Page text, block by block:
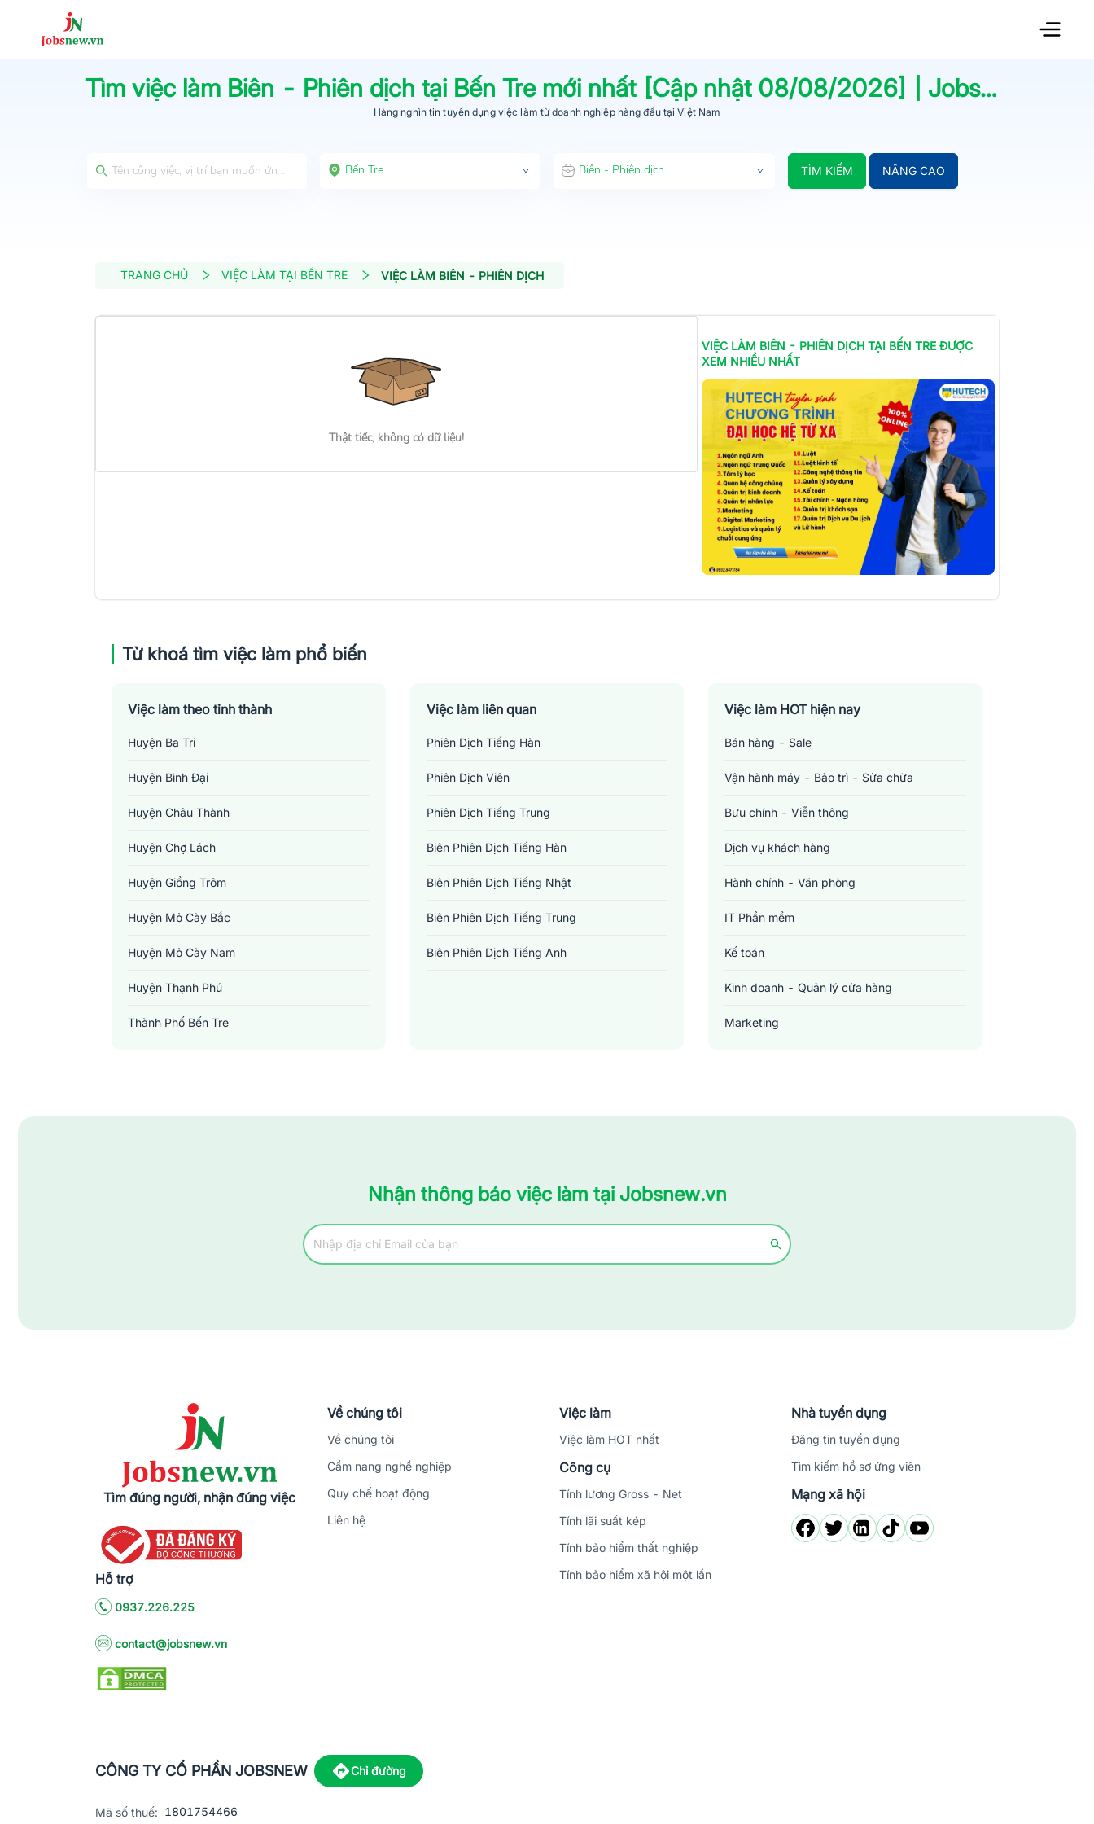
Tìm việc làm Biên - Phiên dịch tại Bến Tremới nhất [Cập nhật 08/08/2026] | Jobsnew.vn
Hàng nghìn tin tuyển dụng việc làm từdoanh nghiệp hàng đầutại Việt Nam
Bến Tre Biên - Phiên dịch TÌM KIẾM NÂNG CAO
TRANG CHỦ VIỆC LÀM TẠI BẾN TRE VIỆC LÀM BIÊN - PHIÊN DỊCH
Thật tiếc, không có dữ liệu!
VIỆC LÀM BIÊN - PHIÊN DỊCH TẠI BẾN TRE ĐƯỢC
XEM NHIỀU NHẤT
Từ khoá tìm việc làm phổ biến
Việc làm theo tỉnh thành
Huyện Ba Tri
Huyện Bình Đại
Huyện Châu Thành
Huyện Chợ Lách
Huyện Giồng Trôm
Huyện Mỏ Cày Bắc
Huyện Mỏ Cày Nam
Huyện Thạnh Phú
Thành Phố Bến Tre
Việc làm liên quan
Phiên Dịch Tiếng Hàn
Phiên Dịch Viên
Phiên Dịch Tiếng Trung
Biên Phiên Dịch Tiếng Hàn
Biên Phiên Dịch Tiếng Nhật
Biên Phiên Dịch Tiếng Trung
Biên Phiên Dịch Tiếng Anh
Việc làm HOT hiện nay
Bán hàng - Sale
Vận hành máy - Bảo trì - Sửa chữa
Bưu chính - Viễn thông
Dịch vụ khách hàng
Hành chính - Văn phòng
IT Phần mềm
Kế toán
Kinh doanh - Quản lý cửa hàng
Marketing
Nhận thông báo việc làm tại Jobsnew.vn
Tìm đúng người, nhận đúng việc
Hỗ trợ
0937.226.225
contact@jobsnew.vn
Về chúng tôi
Về chúng tôi
Cẩm nang nghề nghiệp
Quy chế hoạt động
Liên hệ
Việc làm
Việc làm HOT nhất
Công cụ
Tính lương Gross - Net
Tính lãi suất kép
Tính bảo hiểm thất nghiệp
Tính bảo hiểm xã hội một lần
Nhà tuyển dụng
Đăng tin tuyển dụng
Tìm kiếm hồ sơ ứng viên
Mạng xã hội
CÔNG TY CỔ PHẦN JOBSNEW Chỉ đường
Mã số thuế: 1801754466